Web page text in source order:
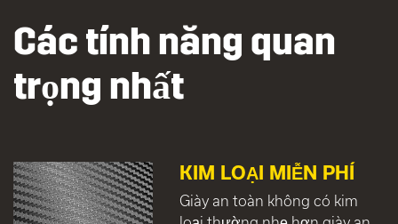
Các tính năng quan
trọng nhất
KIM LOẠI MIỄN PHÍ
Giày an toàn không có kim